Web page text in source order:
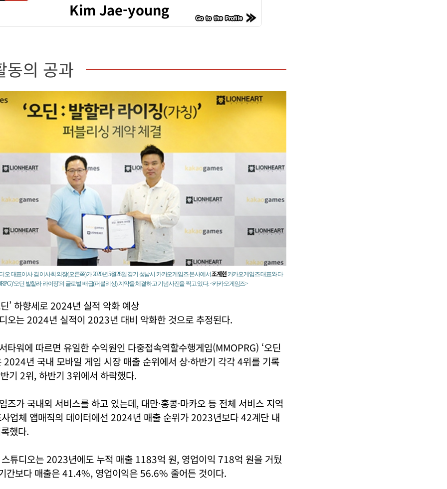
Kim Jae-young
동의 공과
대표이사 겸 이사회 의장(오른쪽)가 2020년 5월28일 경기 성남시 카카오게임즈 본사에서조계현카카오게임즈 대표와 다
'오딘 발할라 라이징'의 글로벌 배급(퍼블리싱) 계약을 체결하고 기념사진을 찍고 있다. <카카오게임즈>
’ 하향세로 2024년 실적 악화 예상
오는 2024년 실적이 2023년 대비 악화한 것으로 추정된다.
타워에 따르면 유일한 수익원인 다중접속역할수행게임(MMOPRG) ‘오딘
2024년 국내 모바일 게임 시장 매출 순위에서 상·하반기 각각 4위를 기록
기 2위, 하반기 3위에서 하락했다.
즈가 국내외 서비스를 하고 있는데, 대만·홍콩·마카오 등 전체 서비스 지역
업체 앱매직의 데이터에선 2024년 매출 순위가 2023년보다 42계단 내
했다.
튜디오는 2023년에도 누적 매출 1183억 원, 영업이익 718억 원을 거뒀
간보다 매출은 41.4%, 영업이익은 56.6% 줄어든 것이다.